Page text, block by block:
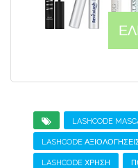
LASHCODE
LASHCODE
LASHCODE ΧΡΉΣΗ